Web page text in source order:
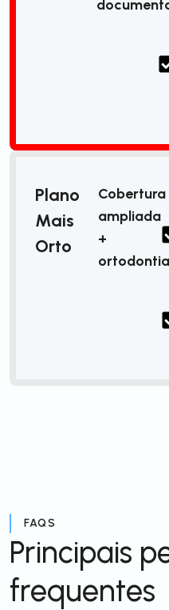
Plano
Mais
Orto
Cobertura
ampliada
+
ortodontia
FAQS
Principais
frequentes